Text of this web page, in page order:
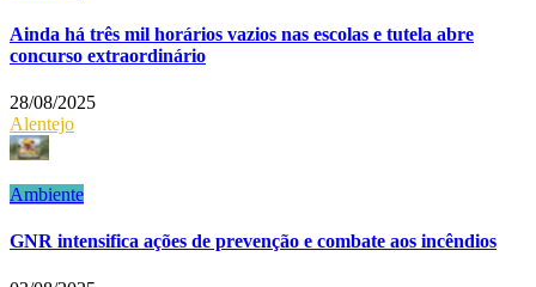
Ainda há três mil horários vazios nas escolas e tutela abre
concurso extraordinário
28/08/2025
Alentejo
Ambiente
GNR intensifica ações de prevenção e combate aos incêndios